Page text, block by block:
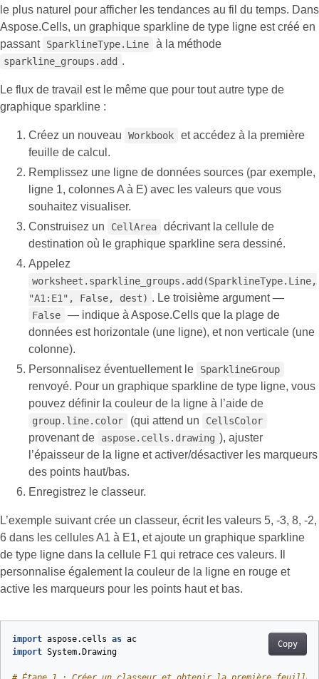
le plus naturel pour afficher les tendances au fil du temps. Dans
Aspose.Cells, un graphique sparkline de type ligne est créé en
passant SparklineType.Line à la méthode
sparkline_groups.add .
Le flux de travail est le même que pour tout autre type de
graphique sparkline :
Créez un nouveau Workbook
et accédez à la première
feuille de calcul.
Remplissez une ligne de données sources (par exemple,
ligne 1, colonnes A à E) avec les valeurs que vous
souhaitez visualiser.
Construisez un
CellArea
décrivant la cellule de
destination où le graphique sparkline sera dessiné.
Appelez
worksheet.sparkline_groups.add(SparklineType.Line,
"A1:E1", False, dest) . Le troisième argument —
False
— indique à Aspose.Cells que la plage de
données est horizontale (une ligne), et non verticale (une
colonne).
Personnalisez éventuellement le
SparklineGroup
renvoyé. Pour un graphique sparkline de type ligne, vous
pouvez définir la couleur de la ligne à l’aide de
group.line.color (qui attend un CellsColor
provenant de aspose.cells.drawing ), ajuster
l’épaisseur de la ligne et activer/désactiver les marqueurs
des points haut/bas.
Enregistrez le classeur.
L’exemple suivant crée un classeur, écrit les valeurs 5, -3, 8, -2,
6 dans les cellules A1 à E1, et ajoute un graphique sparkline
de type ligne dans la cellule F1 qui retrace ces valeurs. Il
personnalise également la couleur de la ligne en rouge et
active les marqueurs pour les points haut et bas.
Copy
import aspose.cells as ac
import System.Drawing